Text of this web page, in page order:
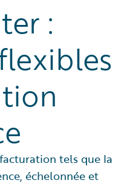
:
tels que la
échelonnée et